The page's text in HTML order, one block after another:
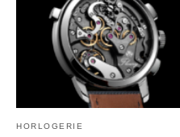
HORLOGERIE